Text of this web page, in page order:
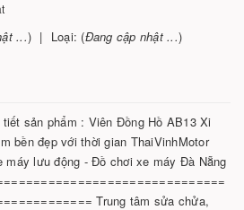
...) Loại: (Đang cập nhật ...)
sản phẩm : Viên Đồng Hồ AB13 Xi
bền đẹp với thời gian ThaiVinhMotor
lưu động - Đồ chơi xe máy Đà Nẵng
Trung tâm sửa chửa,